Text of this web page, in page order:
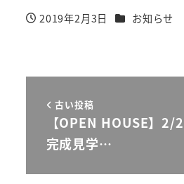
投稿日
2019年2月3日 カテゴリー
お知らせ
古い投稿
【OPEN HOUSE】
完成見学…